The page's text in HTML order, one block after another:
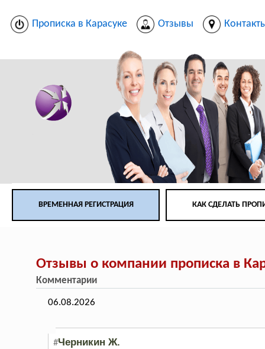
Прописка в Карасуке Отзывы
ВРЕМЕННАЯ РЕГИСТРАЦИЯ КАК СДЕЛАТЬ
Отзывы о компании прописка в
Комментарии
06.08.2026
#Черникин Ж.